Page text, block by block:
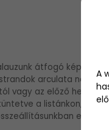
átfogó képet
arculata
vagy az előző hetek
a listánkon, de
egy
A